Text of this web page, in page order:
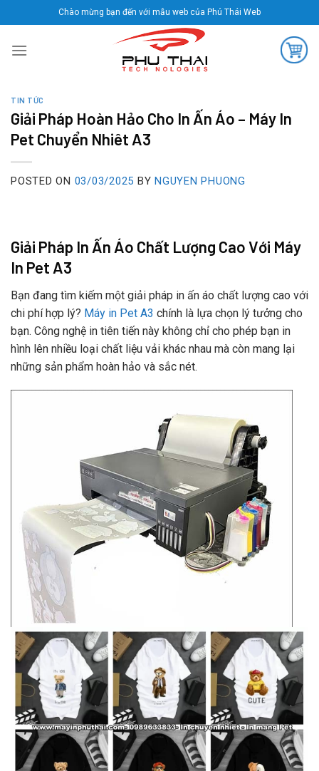
to
content
Chào mừng bạn đến với mẫu web của Phú Thái Web
TIN TỨC
Giải Pháp Hoàn Hảo Cho In Ấn Áo – Máy In
Pet Chuyển Nhiêt A3
POSTED ON 03/03/2025 BY NGUYEN PHUONG
Giải Pháp In Ấn Áo Chất Lượng Cao Với Máy
In Pet A3
Bạn đang tìm kiếm một giải pháp in ấn áo chất lượng cao với
chi phí hợp lý? Máy in Pet A3 chính là lựa chọn lý tưởng cho
bạn. Công nghệ in tiên tiến này không chỉ cho phép bạn in
hình lên nhiều loại chất liệu vải khác nhau mà còn mang lại
những sản phẩm hoàn hảo và sắc nét.